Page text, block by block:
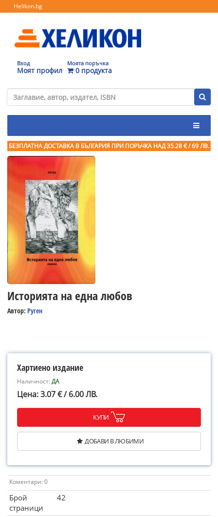
Helikon.bg
Вход
Моят профил
Моята поръчка
0 продукта
БЕЗПЛАТНА ДОСТАВКА В БЪЛГАРИЯ ПРИ ПОРЪЧКА НАД 35.28 € / 69 ЛВ.
Историята на една любов
Автор: Руген
Хартиено издание
Наличност:ДА
Цена: 3.07 € / 6.00 ЛВ.
КУПИ
ДОБАВИ В ЛЮБИМИ
Коментари: 0
Брой
страници
42